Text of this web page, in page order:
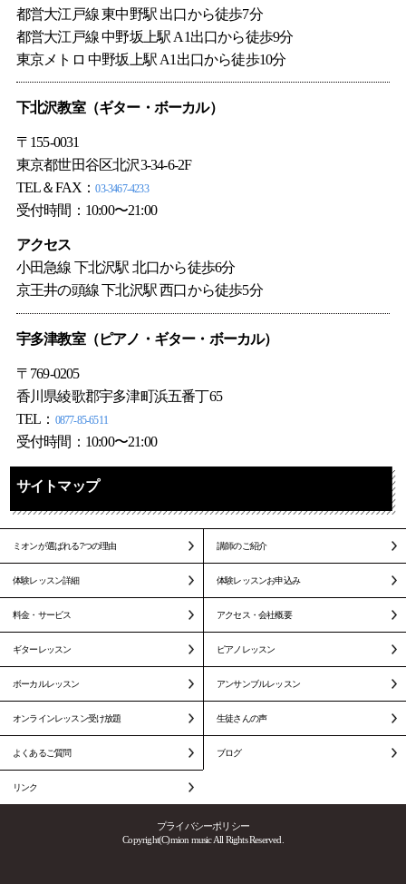
都営大江戸線 東中野駅 出口から徒歩7分
都営大江戸線 中野坂上駅 A1出口から徒歩9分
東京メトロ 中野坂上駅 A1出口から徒歩10分
下北沢教室（ギター・ ボーカル）
〒155-0031
東京都世田谷区北沢3-34-6-2F
TEL＆FAX：03-3467-4233
受付時間：10:00〜21:00
アクセス
小田急線 下北沢駅 北口から徒歩6分
京王井の頭線 下北沢駅 西口から徒歩5分
宇多津教室（ピアノ・ギター・ボーカル）
〒769-0205
香川県綾歌郡宇多津町浜五番丁65
TEL： 0877-85-6511
受付時間：10:00〜21:00
サイトマップ
ミオンが選ばれる7つの理由 講師のご紹介
体験レッスン詳細 体験レッスンお申込み
料金・サービス アクセス・会社概要
ギターレッスン ピアノレッスン
ボーカルレッスン アンサンブルレッスン
オンラインレッスン受け放題 生徒さんの声
よくあるご質問 ブログ
リンク
プライバシーポリシー
Copyright(C)mion music All Rights Reserved.